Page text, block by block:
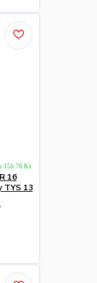
16
13
15h 76 Ks